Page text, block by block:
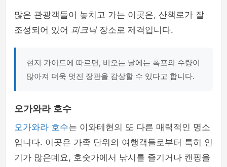
많은 관광객들이 놓치고 가는 이곳은, 산책로가 잘
조성되어 있어 피크닉장소로 제격입니다.
현지 가이드에 따르면, 비오는 날에는 폭포의 수량이
많아져 더욱 멋진 장관을 감상할 수 있다고 합니다.
오가와라 호수
오가와라 호수는 이와테현의 또 다른 매력적인 명소
입니다. 이곳은 가족 단위의 여행객들로부터 특히 인
기가 많은데요, 호숫가에서 낚시를 즐기거나 캔핑을